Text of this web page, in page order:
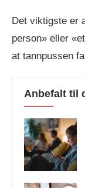
Det viktigste er
person» eller
at tannpussen
Anbefalt til